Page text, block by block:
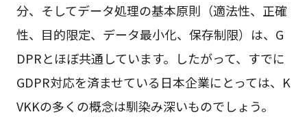
分、そしてデータ処理の基本原則（適法性、正確
性、目的限定、データ最小化、保存制限）は、G
DPRとほぼ共通しています。したがって、すでに
GDPR対応を済ませている日本企業にとっては、K
VKKの多くの概念は馴染み深いものでしょう。